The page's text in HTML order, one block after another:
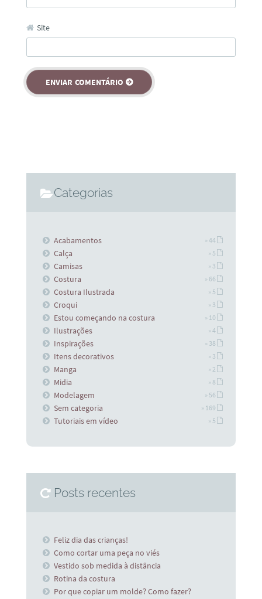
Site
Categorias
Acabamentos » 44
Calça » 5
Camisas » 3
Costura » 66
Costura Ilustrada » 5
Croqui » 3
Estou começando na costura » 10
Ilustrações » 4
Inspirações » 38
Itens decorativos » 3
Manga » 2
Midia » 8
Modelagem » 56
Sem categoria » 169
Tutoriais em vídeo » 5
Posts recentes
Feliz dia das crianças!
Como cortar uma peça no viés
Vestido sob medida à distância
Rotina da costura
Por que copiar um molde? Como fazer?